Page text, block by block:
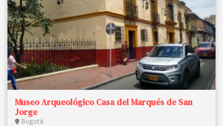
Museo Arqueológico Casa del Marqués de San
Jorge
Bogotá